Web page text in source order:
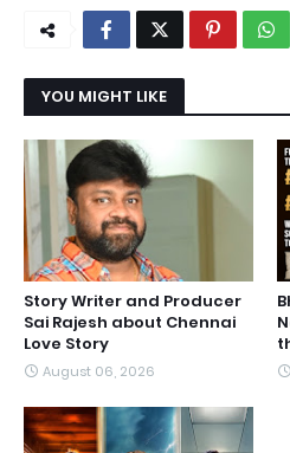
YOU MIGHT LIKE
Story Writer and Producer
Sai Rajesh about Chennai
Love Story
August 06, 2026